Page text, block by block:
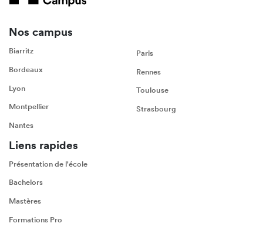
Nos campus
Biarritz
Bordeaux
Lyon
Montpellier
Nantes
Paris
Rennes
Toulouse
Strasbourg
Liens rapides
Présentation de l'école
Bachelors
Mastères
Formations Pro